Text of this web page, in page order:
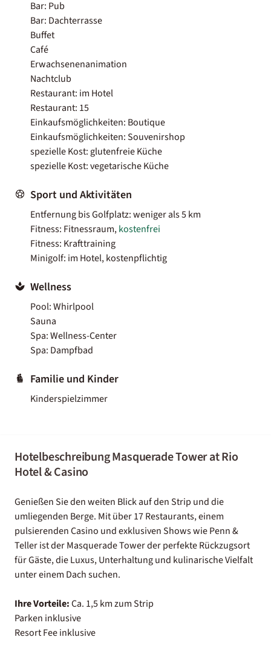
Bar: Pub
Bar: Dachterrasse
Buffet
Café
Erwachsenenanimation
Nachtclub
Restaurant: im Hotel
Restaurant: 15
Einkaufsmöglichkeiten: Boutique
Einkaufsmöglichkeiten: Souvenirshop
spezielle Kost: glutenfreie Küche
spezielle Kost: vegetarische Küche
Sport und Aktivitäten
Entfernung bis Golfplatz: weniger als 5 km
Fitness: Fitnessraum,kostenfrei
Fitness: Krafttraining
Minigolf: im Hotel, kostenpflichtig
Wellness
Pool: Whirlpool
Sauna
Spa: Wellness-Center
Spa: Dampfbad
Familie und Kinder
Kinderspielzimmer
Hotelbeschreibung Masquerade Tower at Rio
Hotel & Casino
Genießen Sie den weiten Blick auf den Strip und die
umliegenden Berge. Mit über 17 Restaurants, einem
pulsierenden Casino und exklusiven Shows wie Penn &
Teller ist der Masquerade Tower der perfekte Rückzugsort
für Gäste, die Luxus, Unterhaltung und kulinarische Vielfalt
unter einem Dach suchen.
Ihre Vorteile:Ca. 1,5 km zum Strip
Parken inklusive
Resort Fee inklusive